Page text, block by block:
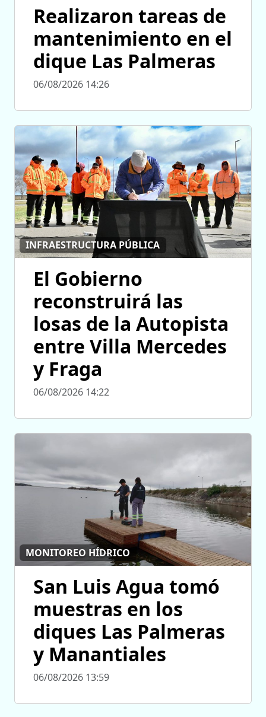
Realizaron tareas de
mantenimiento en el
dique Las Palmeras
06/08/2026 14:26
INFRAESTRUCTURA PÚBLICA
El Gobierno
reconstruirá las
losas de la Autopista
entre Villa Mercedes
y Fraga
06/08/2026 14:22
MONITOREO HÍDRICO
San Luis Agua tomó
muestras en los
diques Las Palmeras
y Manantiales
06/08/2026 13:59